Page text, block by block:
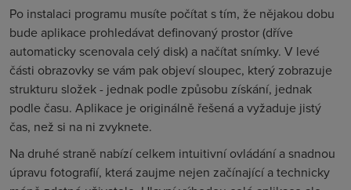
Po instalaci programu musíte počítat s tím, že nějakou dobu
bude aplikace prohledávat definovaný prostor (dříve
automaticky scenovala celý disk) a načítat snímky. V levé
části obrazovky se vám pak objeví sloupec, který zobrazuje
strukturu složek - jednak podle způsobu získání, jednak
podle času. Aplikace je originálně řešená a vyžaduje jistý
čas, než si na ni zvyknete.
Na druhé straně nabízí celkem intuitivní ovládání a snadnou
úpravu fotografií, která zaujme nejen začínající a technicky